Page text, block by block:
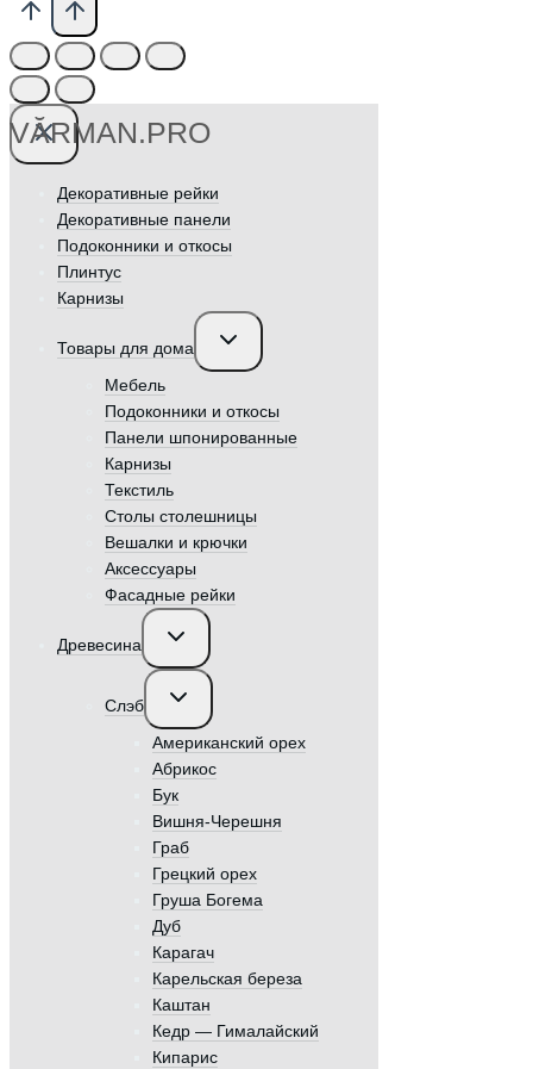
VӐRMAN.PRO
Декоративные рейки
Декоративные панели
Подоконники и откосы
Плинтус
Карнизы
Товары для дома
Переключить
дочернее
Мебель
Подоконники и откосы
Панели шпонированные
Карнизы
Текстиль
Столы столешницы
Вешалки и крючки
Аксессуары
Фасадные рейки
Древесина
Переключить
дочернее
Слэб
Переключить
дочернее
Американский орех
Абрикос
Бук
Вишня-Черешня
Граб
Грецкий орех
Груша Богема
Дуб
Карагач
Карельская береза
Каштан
Кедр — Гималайский
Кипарис